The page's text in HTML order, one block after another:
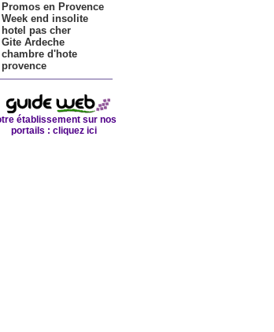
Promos en Provence
Week end insolite
hotel pas cher
Gite Ardeche
chambre d'hote
provence
établissement sur nos
portails : cliquez ici